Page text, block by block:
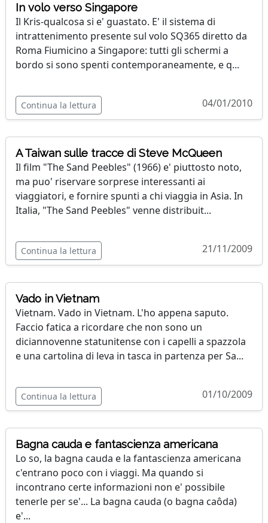
In volo verso Singapore
Il Kris-qualcosa si e' guastato. E' il sistema di
intrattenimento presente sul volo SQ365 diretto da
Roma Fiumicino a Singapore: tutti gli schermi a
bordo si sono spenti contemporaneamente, e q...
Continua la lettura 04/01/2010
A Taiwan sulle tracce di Steve McQueen
Il film "The Sand Peebles" (1966) e' piuttosto noto,
ma puo' riservare sorprese interessanti ai
viaggiatori, e fornire spunti a chi viaggia in Asia. In
Italia, "The Sand Peebles" venne distribuit...
Continua la lettura 21/11/2009
Vado in Vietnam
Vietnam. Vado in Vietnam. L'ho appena saputo.
Faccio fatica a ricordare che non sono un
diciannovenne statunitense con i capelli a spazzola
e una cartolina di leva in tasca in partenza per Sa...
Continua la lettura 01/10/2009
Bagna cauda e fantascienza americana
Lo so, la bagna cauda e la fantascienza americana
c'entrano poco con i viaggi. Ma quando si
incontrano certe informazioni non e' possibile
tenerle per se'... La bagna cauda (o bagna caôda)
e'...